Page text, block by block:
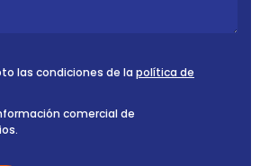
las condiciones de la política de
comercial de